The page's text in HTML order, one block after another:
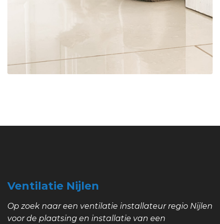
Ventilatie Nijlen
Op zoek naar een ventilatie installateur regio Nijlen
voor de plaatsing en installatie van een